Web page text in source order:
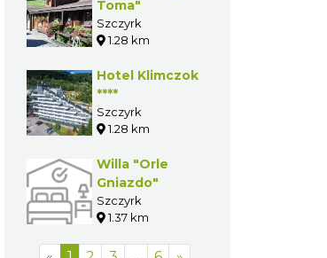
Kosajonka
Szczyrk
1.25 km
"Chata Wuja
Toma"
Szczyrk
Hotel Klimczok
****
Szczyrk